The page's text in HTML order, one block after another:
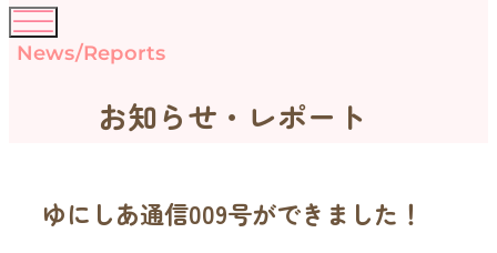
News/Reports
お知らせ・レポート
ゆにしあ通信009号ができました！